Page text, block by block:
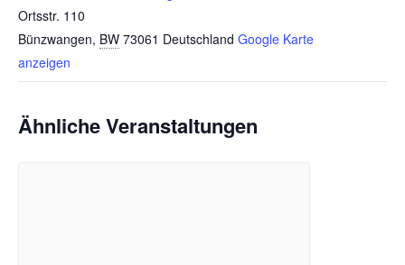
Ortsstr. 110
Bünzwangen, BW 73061 Deutschland Google Karte
anzeigen
Ähnliche Veranstaltungen